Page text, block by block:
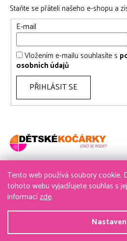
Tento web používá soubory cookie.
tohoto webu vyjadřujete souhlas s
informacízde.
Staňte se přáteli našeho e-shopu a
E-mail
Vložením e-mailu souhlasíte s
osobních údajů
PŘIHLÁSIT SE
736 611 204